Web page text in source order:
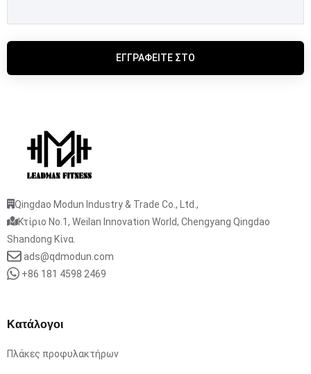
ΕΓΓΡΑΦΕΊΤΕ ΣΤΟ
Qingdao Modun Industry & Trade Co., Ltd.,
Κτίριο No.1, Weilan Innovation World, Chengyang Qingdao
Shandong Κίνα.
ads@qdmodun.com
+86 181 4598 2469
Κατάλογοι
Πλάκες προφυλακτήρων